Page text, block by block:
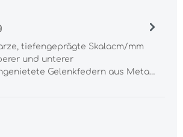
tiefengeprägte Skalacm/mm
und unterer
Gelenkfedern aus Meta…